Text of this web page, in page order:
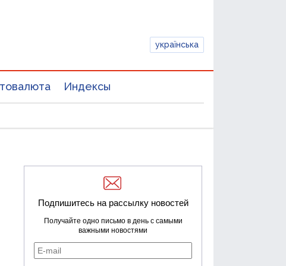
українська
Индексы
Подпишитесь на рассылку новостей
Получайте одно письмо в день с самыми
важными новостями